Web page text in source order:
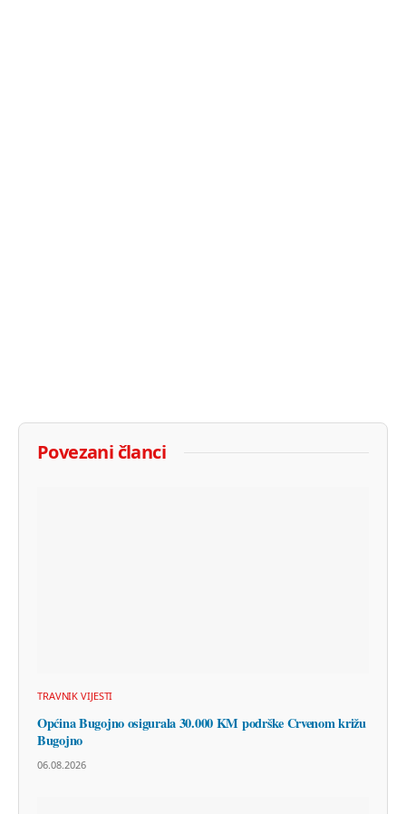
Povezani članci
TRAVNIK VIJESTI
Općina Bugojno osigurala 30.000 KM podrške Crvenom križu
Bugojno
06.08.2026